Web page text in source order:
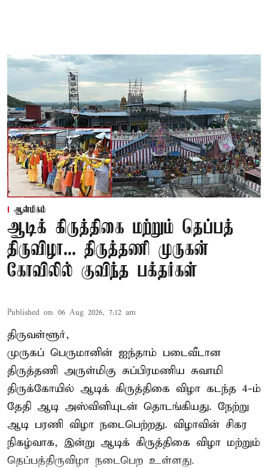
ஆன்மிகம்
ஆடிக் கிருத்திகை மற்றும் தெப்பத்
திருவிழா... திருத்தணி முருகன்
கோவிலில் குவிந்த பக்தர்கள்
Published on: 06 Aug 2026, 7:12 am
திருவள்ளூர்,
முருகப் பெருமானின் ஐந்தாம் படைவீடான
திருத்தணி அருள்மிகு சுப்பிரமணிய சுவாமி
திருக்கோயில் ஆடிக் கிருத்திகை விழா கடந்த 4-ம்
தேதி ஆடி அஸ்வினியுடன் தொடங்கியது. நேற்று
ஆடி பரணி விழா நடைபெற்றது. விழாவின் சிகர
நிகழ்வாக, இன்று ஆடிக் கிருத்திகை விழா மற்றும்
தெப்பத்திருவிழா நடைபெற உள்ளது.